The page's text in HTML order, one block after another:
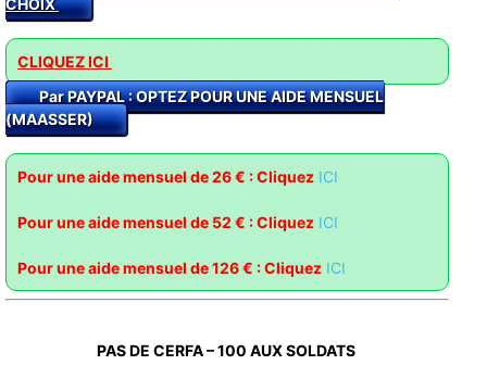
CHOIX
CLIQUEZ ICI
Par PAYPAL : OPTEZ POUR UNE AIDE MENSUEL
(MAASSER)
Pour une aide mensuel de 26 € : Cliquez ICI
Pour une aide mensuel de 52 € : Cliquez ICI
Pour une aide mensuel de 126 € : Cliquez ICI
PAS DE CERFA – 100 AUX SOLDATS